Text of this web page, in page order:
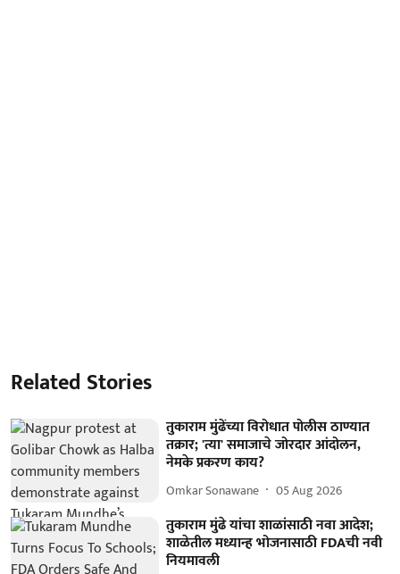
Related Stories
तुकाराम मुंढेंच्या विरोधात पोलीस ठाण्यात
तक्रार; 'त्या' समाजाचे जोरदार आंदोलन,
नेमके प्रकरण काय?
Omkar Sonawane 05 Aug 2026
तुकाराम मुंढे यांचा शाळांसाठी नवा आदेश;
शाळेतील मध्यान्ह भोजनासाठी FDAची नवी
नियमावली